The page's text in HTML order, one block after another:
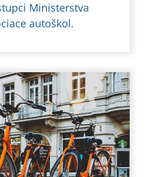
Ministerstva
autoškol.